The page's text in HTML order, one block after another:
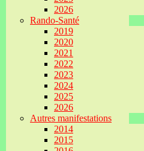
2026
Rando-Santé
2019
2020
2021
2022
2023
2024
2025
2026
Autres manifestations
2014
2015